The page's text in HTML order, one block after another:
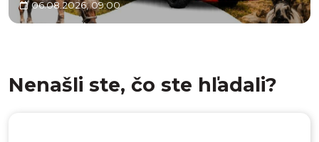
06.08.2026, 09:00
Nenašli ste, čo ste hľadali?